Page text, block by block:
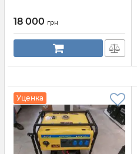
18 000 грн
Уценка